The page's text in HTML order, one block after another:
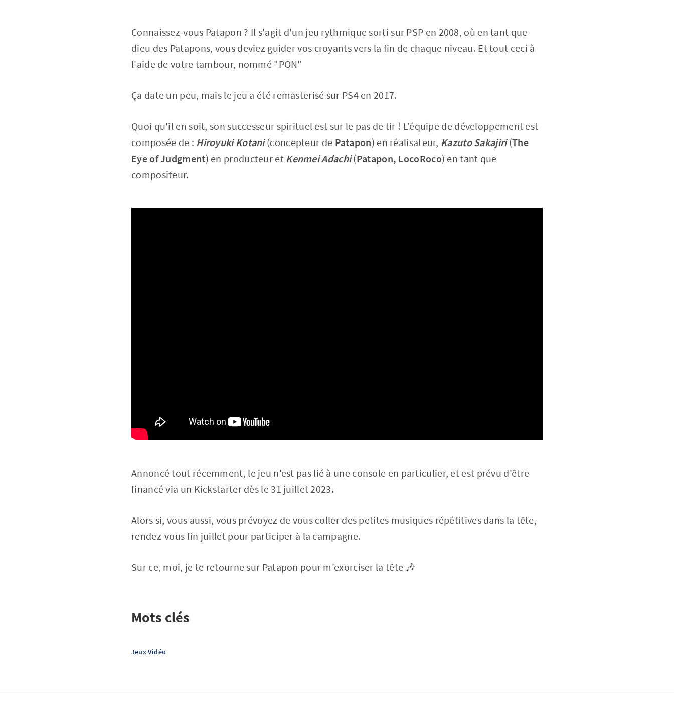
Connaissez-vous Patapon ? Il s'agit d'un jeu rythmique sorti sur PSP en 2008, où en tant que
dieu des Patapons, vous deviez guider vos croyants vers la fin de chaque niveau. Et tout ceci à
l'aide de votre tambour, nommé "PON"
Ça date un peu, mais le jeu a été remasterisé sur PS4 en 2017.
Quoi qu'il en soit, son successeur spirituel est sur le pas de tir ! L’équipe de développement est
composée de : Hiroyuki Kotani(concepteur de Patapon) en réalisateur, Kazuto Sakajiri (The
Eye of Judgment) en producteur et Kenmei Adachi(Patapon, LocoRoco) en tant que
compositeur.
Annoncé tout récemment, le jeu n'est pas lié à une console en particulier, et est prévu d'être
financé via un Kickstarter dès le 31 juillet 2023.
Alors si, vous aussi, vous prévoyez de vous coller des petites musiques répétitives dans la tête,
rendez-vous fin juillet pour participer à la campagne.
Sur ce, moi, je te retourne sur Patapon pour m'exorciser la tête 🎶
Mots clés
Jeux Vidéo